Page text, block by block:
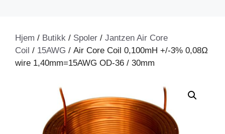
Hjem / Butikk / Spoler / Jantzen Air Core
Coil / 15AWG / Air Core Coil 0,100mH +/-3% 0,08Ω
wire 1,40mm=15AWG OD-36 / 30mm